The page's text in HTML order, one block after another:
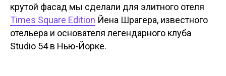
крутой фасад мы сделали для элитного отеля
Times Square Edition Йена Шрагера, известного
отельера и основателя легендарного клуба
Studio 54 в Нью-Йорке.